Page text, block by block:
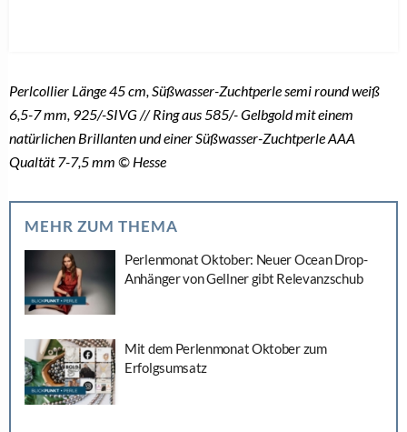
Perlcollier Länge 45 cm, Süßwasser-Zuchtperle semi round weiß
6,5-7 mm, 925/-SIVG // Ring aus 585/- Gelbgold mit einem
natürlichen Brillanten und einer Süßwasser-Zuchtperle AAA
Qualtät 7-7,5 mm © Hesse
MEHR ZUM THEMA
Perlenmonat Oktober: Neuer Ocean Drop-
Anhänger von Gellner gibt Relevanzschub
Mit dem Perlenmonat Oktober zum
Erfolgsumsatz